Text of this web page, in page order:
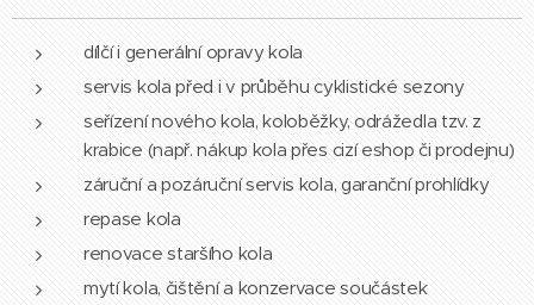
dílčí i generální opravy kola
servis kola před i v průběhu cyklistické sezony
seřízení nového kola, koloběžky, odrážedla tzv. z
krabice (např. nákup kola přes cizí eshop či prodejnu)
záruční a pozáruční servis kola, garanční prohlídky
repase kola
renovace staršího kola
mytí kola, čištění a konzervace součástek